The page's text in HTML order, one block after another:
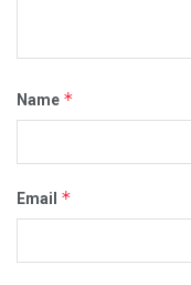
Name *
Email *